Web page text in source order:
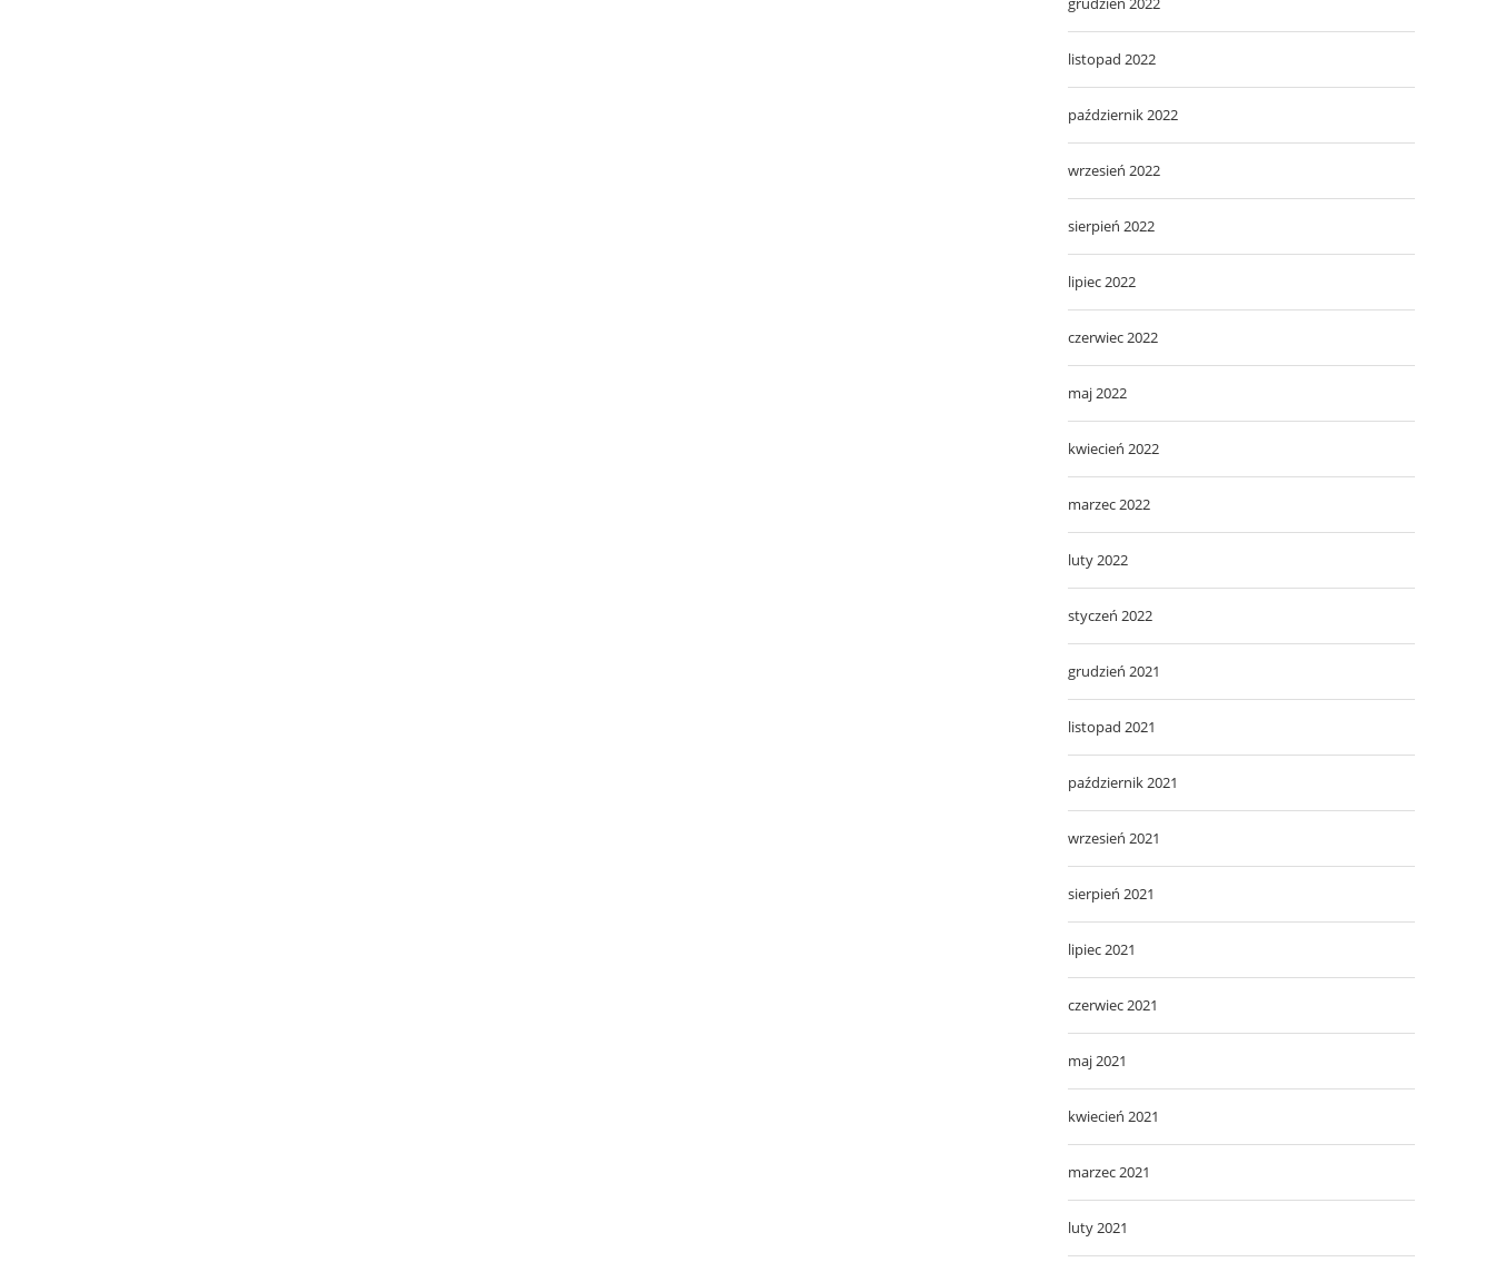
listopad 2022
październik 2022
wrzesień 2022
sierpień 2022
lipiec 2022
czerwiec 2022
maj 2022
kwiecień 2022
marzec 2022
luty 2022
styczeń 2022
grudzień 2021
listopad 2021
październik 2021
wrzesień 2021
sierpień 2021
lipiec 2021
czerwiec 2021
maj 2021
kwiecień 2021
marzec 2021
luty 2021